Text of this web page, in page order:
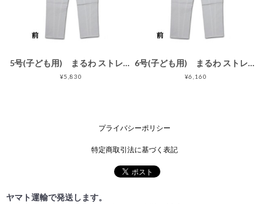
5号(子ども用) まるわ ストレッチゴム股引 スリムタイプ 白 5号(子ども用)
¥5,830
6号(子ども用) まるわ ストレッチゴム股引 スリムタイプ 白
¥6,160
プライバシーポリシー
特定商取引法に基づく表記
ヤマト運輸で発送します。